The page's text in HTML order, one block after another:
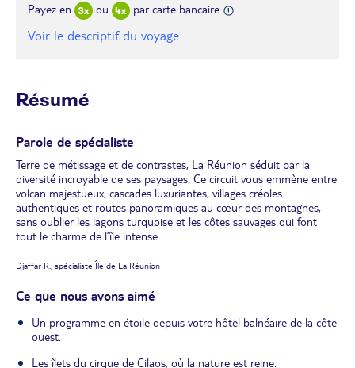
Payez en
ou par carte bancaire
Voir le descriptif du voyage
Résumé
Parole de spécialiste
Terre de métissage et de contrastes, La Réunion séduit par la
diversité incroyable de ses paysages. Ce circuit vous emmène entre
volcan majestueux, cascades luxuriantes, villages créoles
authentiques et routes panoramiques au cœur des montagnes,
sans oublier les lagons turquoise et les côtes sauvages qui font
tout le charme de l’île intense.
Djaffar R., spécialiste Île de La Réunion
Ce que nous avons aimé
Un programme en étoile depuis votre hôtel balnéaire de la côte
ouest.
Les îlets du cirque de Cilaos, où la nature est reine.